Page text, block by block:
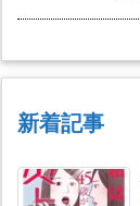
新着記事